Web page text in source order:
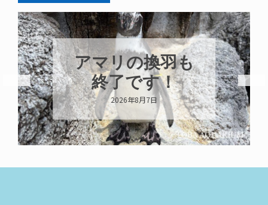
アマリの換羽も
終了です！
2026年8月7日